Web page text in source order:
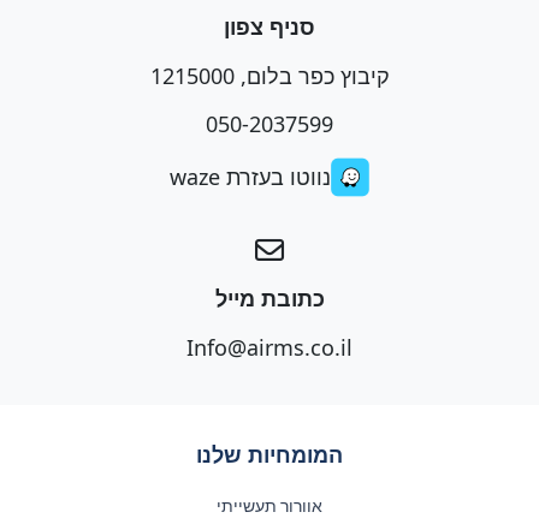
סניף צפון
קיבוץ כפר בלום, 1215000
050-2037599
נווטו בעזרת waze
כתובת מייל
Info@airms.co.il
המומחיות שלנו
אוורור תעשייתי